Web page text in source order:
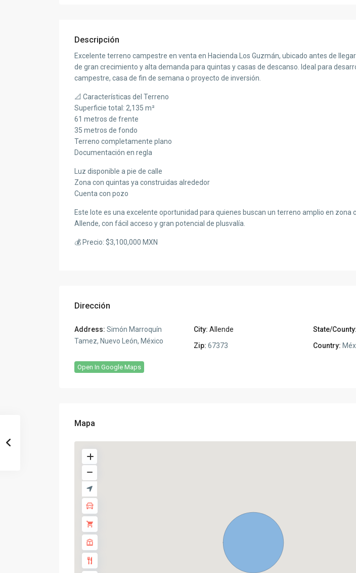
Descripción
Excelente terreno campestre en venta en Hacienda Los Guzmán, ubicado antes de
de gran crecimiento y alta demanda para quintas y casas de descanso. Ideal para
campestre, casa de fin de semana o proyecto de inversión.
📐 Características del Terreno
Superficie total: 2,135 m²
61 metros de frente
35 metros de fondo
Terreno completamente plano
Documentación en regla
Luz disponible a pie de calle
Zona con quintas ya construidas alrededor
Cuenta con pozo
Este lote es una excelente oportunidad para quienes buscan un terreno amplio en zona
Allende, con fácil acceso y gran potencial de plusvalía.
💰 Precio: $3,100,000 MXN
Dirección
Address: Simón Marroquín
Tamez, Nuevo León, México
City: Allende State/County:
Zip: 67373 Country:
Open In Google Maps
Mapa